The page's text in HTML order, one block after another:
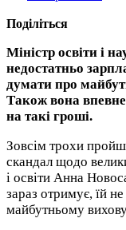
Поділіться
Міністр освіти і
недостатньо
думати про
Також вона
на такі гроші.
Зовсім трохи
скандал щодо
і освіти Анна
зараз отримує, їй
майбутньому